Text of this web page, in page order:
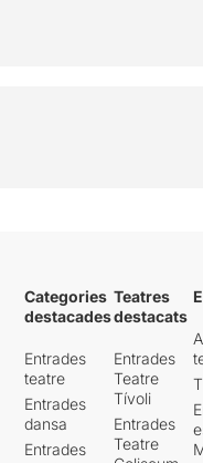
Categories
destacades
Entrades
teatre
Entrades
dansa
Entrades
Teatres
destacats
Entrades
Teatre
Tívoli
Entrades
Teatre